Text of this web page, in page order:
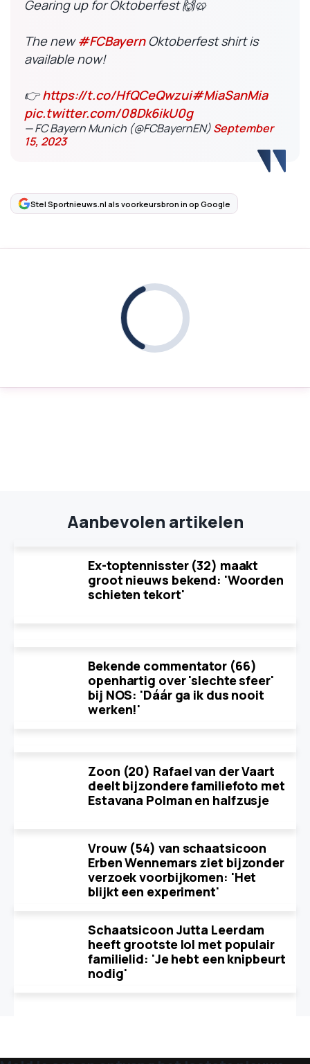
Gearing up for Oktoberfest 🙌🥨
The new#FCBayernOktoberfest shirt is
available now!
👉https://t.co/HfQCeQwzui#MiaSanMia
pic.twitter.com/08Dk6ikU0g
— FC Bayern Munich (@FCBayernEN)September
15, 2023
Stel Sportnieuws.nl als voorkeursbron in op Google
Aanbevolen artikelen
Ex-toptennisster (32) maakt
groot nieuws bekend: 'Woorden
schieten tekort'
Bekende commentator (66)
openhartig over 'slechte sfeer'
bij NOS: 'Dáár ga ik dus nooit
werken!'
Zoon (20) Rafael van der Vaart
deelt bijzondere familiefoto met
Estavana Polman en halfzusje
Vrouw (54) van schaatsicoon
Erben Wennemars ziet bijzonder
verzoek voorbijkomen: 'Het
blijkt een experiment'
Schaatsicoon Jutta Leerdam
heeft grootste lol met populair
familielid: 'Je hebt een knipbeurt
nodig'